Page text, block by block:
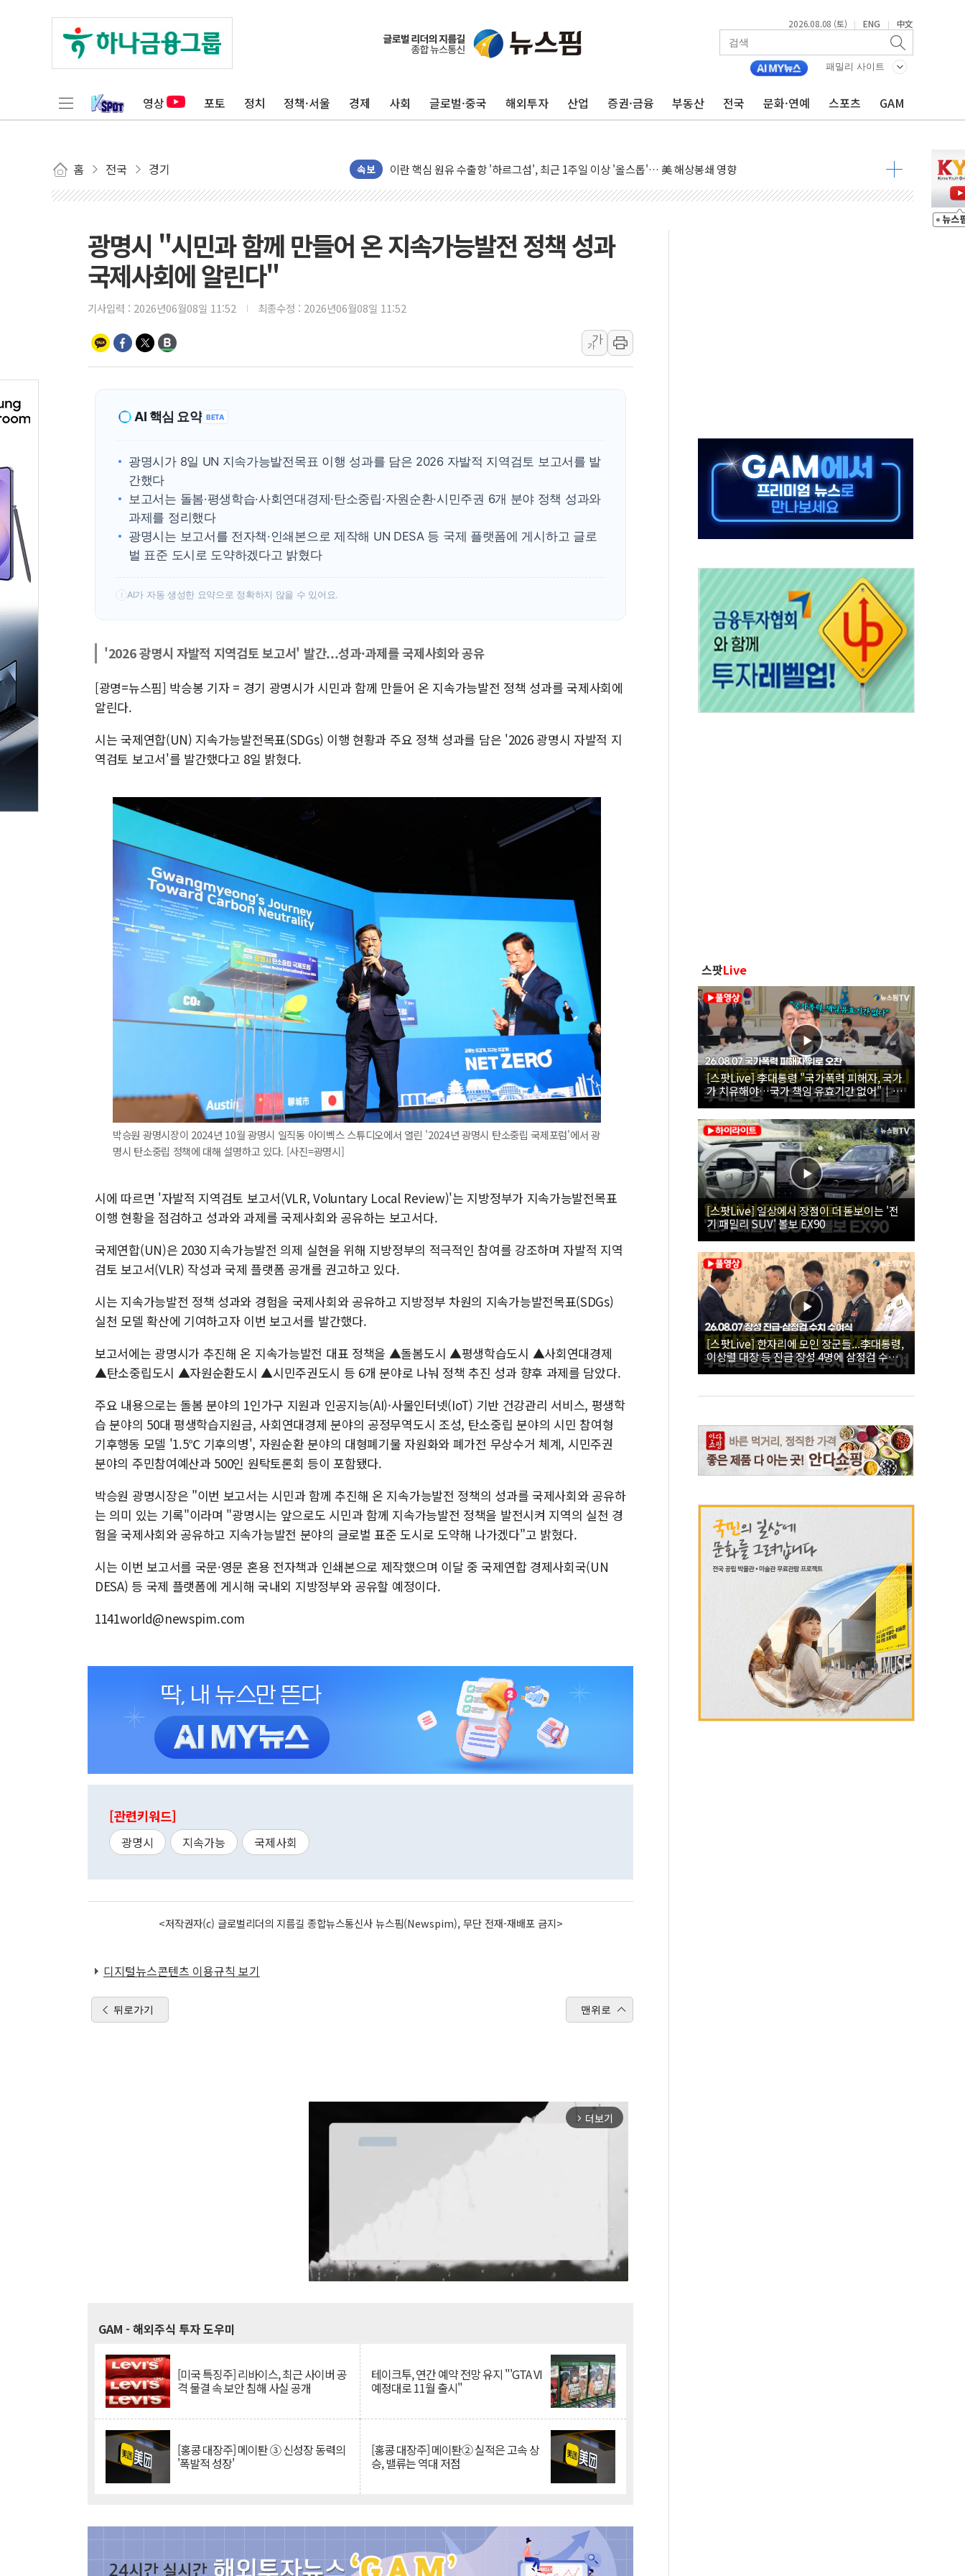
2026.08.08 (토) | ENG | 中文
패밀리 사이트
영상 포토 정치 정책·서울 경제 사회 글로벌·중국 해외투자 산업 증권·금융 부동산 전국 문화·연예 스포츠 GAM
홈 전국 경기 속보
유럽증시, 美 고용 예상 밖 부진에 연준 금리 인상 가능성 낮아지며 상승… STOXX 600 지수는 나흘 연속 최고치
미 연준 매파 기세 꺾이나…고용 감소에 9월 동결 전망 우세
트럼프, 백신·자폐증 행정명령 검토…"이르면 다음 주"
美 항소법원, 백악관 무도회장 공사 중단 명령…트럼프 제동
美 고용 쇼크에 엔화 장중 급등…시장은 "또 개입했나" 촉각
[AI MY 뉴스] 뉴욕 반도체주 프리뷰...美 고용 쇼크에 반도체주 '활짝'
[종합] 美 7월 고용 2만3000명 감소 '쇼크'…9월 금리 인상 기대 후퇴
[사진] 이슬람 수니파 3개국, 공동방위협정 체결
특정 정치인 측근 포항시 정책특보 내정설...포항시 '시끌'
李 "해남 태양광, 대한민국 다음 100년 밑거름…수도권 집중 완화 전환점"
광명시 "시민과 함께 만들어 온 지속가능발전 정책 성과
국제사회에 알린다"
기사입력 : 2026년06월08일 11:52 최종수정 : 2026년06월08일 11:52
가
가
AI 핵심 요약 BETA
광명시가 8일 UN 지속가능발전목표 이행 성과를 담은 2026 자발적 지역검토 보고서를 발
간했다
보고서는 돌봄·평생학습·사회연대경제·탄소중립·자원순환·시민주권 6개 분야 정책 성과와
과제를 정리했다
광명시는 보고서를 전자책·인쇄본으로 제작해 UN DESA 등 국제 플랫폼에 게시하고 글로
벌 표준 도시로 도약하겠다고 밝혔다
! AI가 자동 생성한 요약으로 정확하지 않을 수 있어요.
'2026 광명시 자발적 지역검토 보고서' 발간...성과·과제를 국제사회와 공유
[광명=뉴스핌] 박승봉 기자 = 경기 광명시가 시민과 함께 만들어 온 지속가능발전 정책 성과를 국제사회에
알린다.
시는 국제연합(UN) 지속가능발전목표(SDGs) 이행 현황과 주요 정책 성과를 담은 '2026 광명시 자발적 지
역검토 보고서'를 발간했다고 8일 밝혔다.
박승원 광명시장이 2024년 10월 광명시 일직동 아이벡스 스튜디오에서 열린 '2024년 광명시 탄소중립 국제포럼'에서 광
명시 탄소중립 정책에 대해 설명하고 있다. [사진=광명시]
시에 따르면 '자발적 지역검토 보고서(VLR, Voluntary Local Review)'는 지방정부가 지속가능발전목표
이행 현황을 점검하고 성과와 과제를 국제사회와 공유하는 보고서다.
국제연합(UN)은 2030 지속가능발전 의제 실현을 위해 지방정부의 적극적인 참여를 강조하며 자발적 지역
검토 보고서(VLR) 작성과 국제 플랫폼 공개를 권고하고 있다.
시는 지속가능발전 정책 성과와 경험을 국제사회와 공유하고 지방정부 차원의 지속가능발전목표(SDGs)
실천 모델 확산에 기여하고자 이번 보고서를 발간했다.
보고서에는 광명시가 추진해 온 지속가능발전 대표 정책을 ▲돌봄도시 ▲평생학습도시 ▲사회연대경제
▲탄소중립도시 ▲자원순환도시 ▲시민주권도시 등 6개 분야로 나눠 정책 추진 성과 향후 과제를 담았다.
주요 내용으로는 돌봄 분야의 1인가구 지원과 인공지능(AI)·사물인터넷(IoT) 기반 건강관리 서비스, 평생학
습 분야의 50대 평생학습지원금, 사회연대경제 분야의 공정무역도시 조성, 탄소중립 분야의 시민 참여형
기후행동 모델 '1.5℃ 기후의병', 자원순환 분야의 대형폐기물 자원화와 폐가전 무상수거 체계, 시민주권
분야의 주민참여예산과 500인 원탁토론회 등이 포함됐다.
박승원 광명시장은 "이번 보고서는 시민과 함께 추진해 온 지속가능발전 정책의 성과를 국제사회와 공유하
는 의미 있는 기록"이라며 "광명시는 앞으로도 시민과 함께 지속가능발전 정책을 발전시켜 지역의 실천 경
험을 국제사회와 공유하고 지속가능발전 분야의 글로벌 표준 도시로 도약해 나가겠다"고 밝혔다.
시는 이번 보고서를 국문·영문 혼용 전자책과 인쇄본으로 제작했으며 이달 중 국제연합 경제사회국(UN
DESA) 등 국제 플랫폼에 게시해 국내외 지방정부와 공유할 예정이다.
1141world@newspim.com
[관련키워드]
광명시 지속가능 국제사회
<저작권자(c) 글로벌리더의 지름길 종합뉴스통신사 뉴스핌(Newspim), 무단 전재-재배포 금지>
디지털뉴스콘텐츠 이용규칙 보기
뒤로가기 맨위로
arrow_forward_ios 더보기
GAM - 해외주식 투자 도우미
[미국 특징주] 리바이스, 최근 사이버 공
격 물결 속 보안 침해 사실 공개
테이크투, 연간 예약 전망 유지 "'GTA VI
예정대로 11월 출시"
[홍콩 대장주] 메이퇀 ③ 신성장 동력의
'폭발적 성장'
[홍콩 대장주] 메이퇀② 실적은 고속 상
승, 밸류는 역대 저점
스팟Live
[스팟Live] 李대통령 "국가폭력 피해자, 국가
가 치유해야…국가 책임 유효기간 없어"｜
26.08.07 국가폭력 피해자 위로 오찬
[스팟Live] 일상에서 장점이 더 돋보이는 '전
기 패밀리 SUV' 볼보 EX90
[스팟Live] 한자리에 모인 장군들...李대통령,
이상렬 대장 등 진급 장성 4명에 삼정검 수치
직접 수여｜26.08.07 장성 진급·삼정검 수치